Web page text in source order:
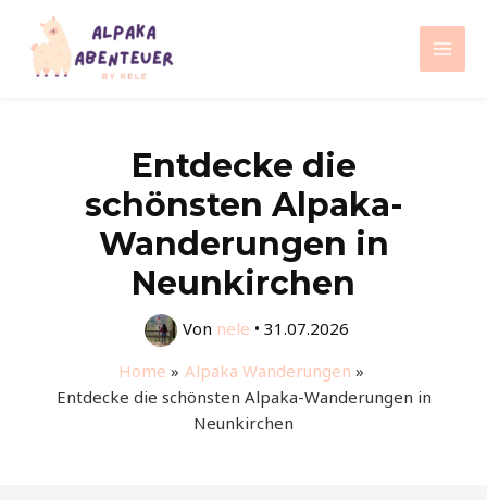
Inhalt
springen
Main
Entdecke die
schönsten Alpaka-
Wanderungen in
Neunkirchen
Von nele • 31.07.2026
Home
Alpaka Wanderungen
Entdecke die schönsten Alpaka-Wanderungen in
Neunkirchen